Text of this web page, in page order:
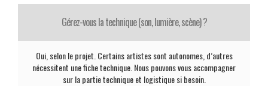
Gérez-vous la technique (son, lumière, scène) ?
Oui, selon le projet. Certains artistes sont autonomes, d’autres
nécessitent une fiche technique. Nous pouvons vous accompagner
sur la partie technique et logistique si besoin.